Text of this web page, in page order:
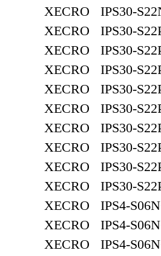
XECRO IPS30-
XECRO IPS30-
XECRO IPS30-
XECRO IPS30-
XECRO IPS30-
XECRO IPS30-
XECRO IPS30-
XECRO IPS30-
XECRO IPS30-
XECRO IPS30-
XECRO IPS4-
XECRO IPS4-
XECRO IPS4-